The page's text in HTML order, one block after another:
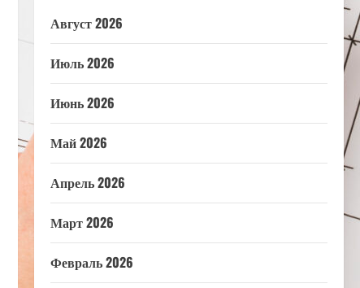
Август 2026
Июль 2026
Июнь 2026
Май 2026
Апрель 2026
Март 2026
Февраль 2026